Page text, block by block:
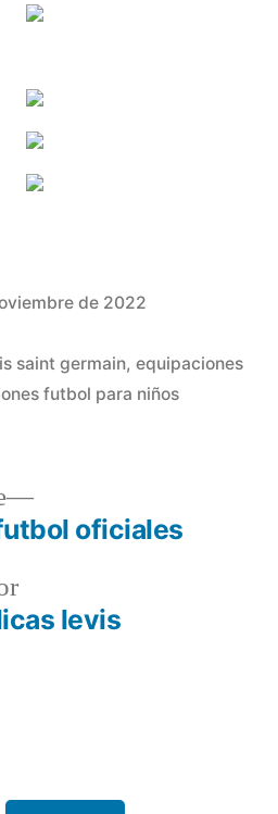
de 2022
saint germain, equipaciones
futbol para niños
Entrada
anterior:
levis
Entrada
siguiente:
oficiales